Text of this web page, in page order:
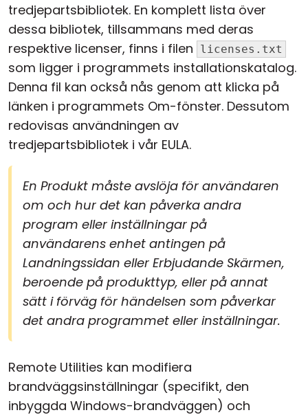
tredjepartsbibliotek. En komplett lista över
dessa bibliotek, tillsammans med deras
respektive licenser, finns i filen
licenses.txt
som ligger i programmets installationskatalog.
Denna fil kan också nås genom att klicka på
länken i programmets Om-fönster. Dessutom
redovisas användningen av
tredjepartsbibliotek i vår EULA.
En Produkt måste avslöja för användaren
om och hur det kan påverka andra
program eller inställningar på
användarens enhet antingen på
Landningssidan eller Erbjudande Skärmen,
beroende på produkttyp, eller på annat
sätt i förväg för händelsen som påverkar
det andra programmet eller inställningar.
Remote Utilities kan modifiera
brandväggsinställningar (specifikt, den
inbyggda Windows-brandväggen) och